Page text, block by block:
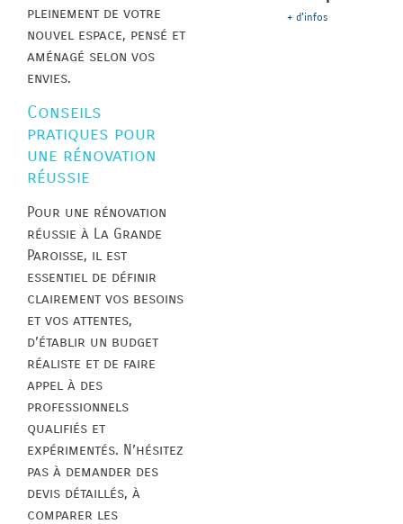
pleinement de votre
nouvel espace, pensé et
aménagé selon vos
envies.
Conseils
pratiques pour
une rénovation
réussie
Pour une rénovation
réussie à La Grande
Paroisse, il est
essentiel de définir
clairement vos besoins
et vos attentes,
d’établir un budget
réaliste et de faire
appel à des
professionnels
qualifiés et
expérimentés. N’hésitez
pas à demander des
devis détaillés, à
comparer les
+ d'infos